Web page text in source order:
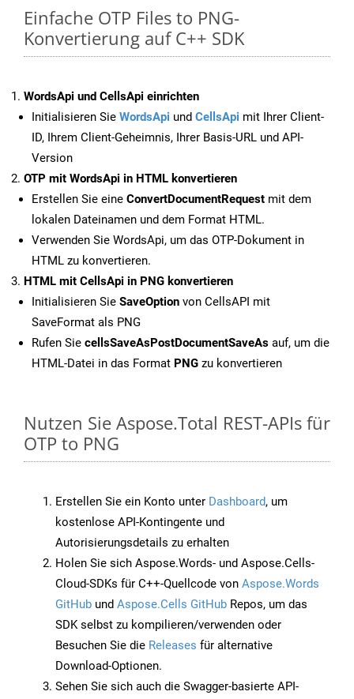
Einfache OTP Files to PNG-
Konvertierung auf C++ SDK
WordsApi und CellsApi einrichten
Initialisieren Sie WordsApi und CellsApi mit Ihrer Client-
ID, Ihrem Client-Geheimnis, Ihrer Basis-URL und API-
Version
OTP mit WordsApi in HTML konvertieren
Erstellen Sie eine ConvertDocumentRequest mit dem
lokalen Dateinamen und dem Format HTML.
Verwenden Sie WordsApi, um das OTP-Dokument in
HTML zu konvertieren.
HTML mit CellsApi in PNG konvertieren
Initialisieren Sie SaveOption von CellsAPI mit
SaveFormat als PNG
Rufen Sie cellsSaveAsPostDocumentSaveAs auf, um die
HTML-Datei in das Format PNG zu konvertieren
Nutzen Sie Aspose.Total REST-APIs für
OTP to PNG
Erstellen Sie ein Konto unter Dashboard, um
kostenlose API-Kontingente und
Autorisierungsdetails zu erhalten
Holen Sie sich Aspose.Words- und Aspose.Cells-
Cloud-SDKs für C++-Quellcode von Aspose.Words
GitHub und Aspose.Cells GitHub Repos, um das
SDK selbst zu kompilieren/verwenden oder
Besuchen Sie die Releases für alternative
Download-Optionen.
Sehen Sie sich auch die Swagger-basierte API-